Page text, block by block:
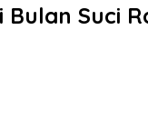
Suci